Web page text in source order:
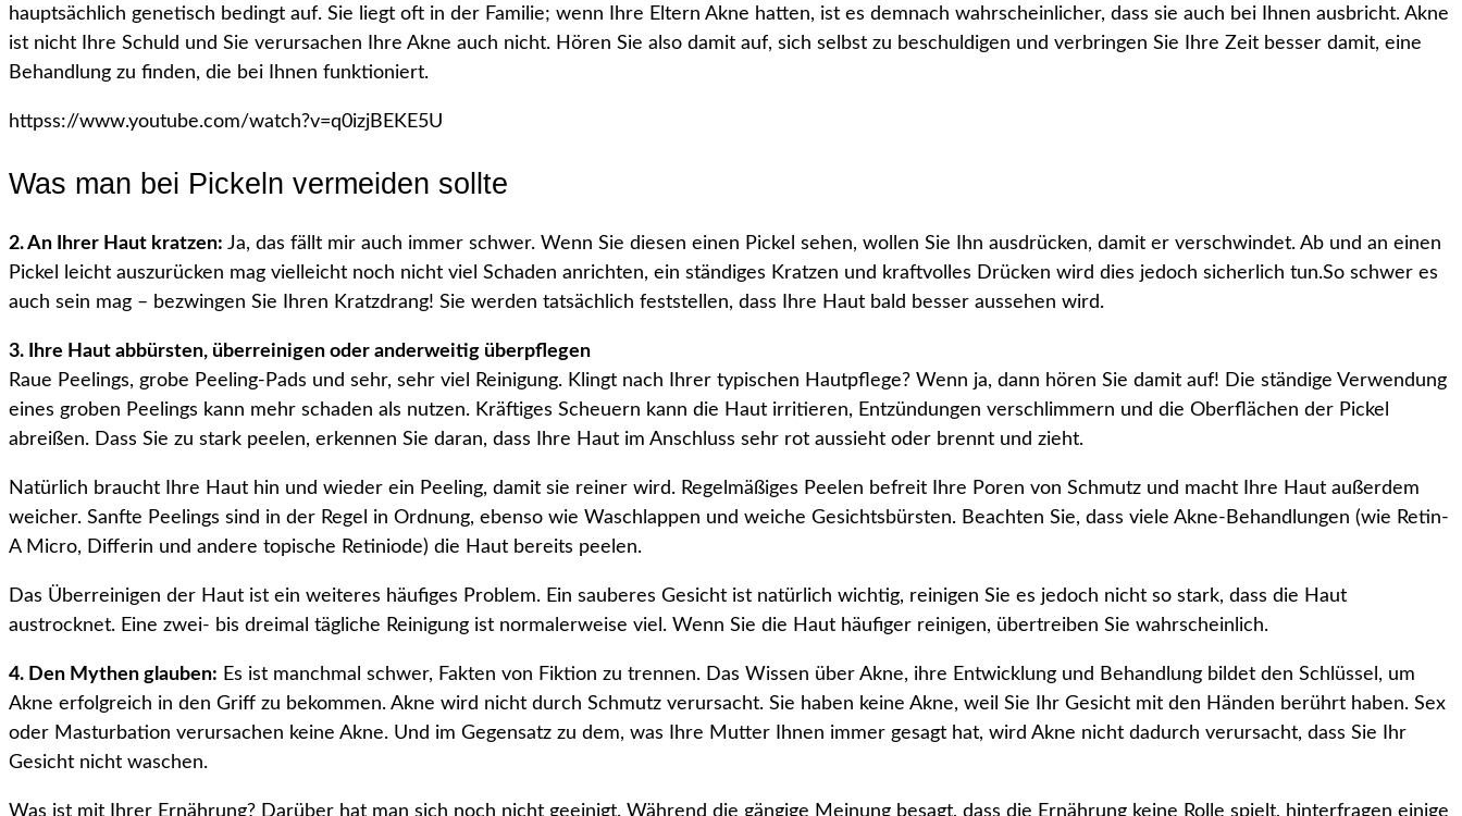
hauptsächlich genetisch bedingt auf. Sie liegt oft in der Familie; wenn Ihre Eltern Akne hatten, ist es demnach wahrscheinlicher, dass sie auch bei Ihnen ausbricht. Akne
ist nicht Ihre Schuld und Sie verursachen Ihre Akne auch nicht. Hören Sie also damit auf, sich selbst zu beschuldigen und verbringen Sie Ihre Zeit besser damit, eine
Behandlung zu finden, die bei Ihnen funktioniert.
httpss://www.youtube.com/watch?v=q0izjBEKE5U
Was man bei Pickeln vermeiden sollte
2. An Ihrer Haut kratzen: Ja, das fällt mir auch immer schwer. Wenn Sie diesen einen Pickel sehen, wollen Sie Ihn ausdrücken, damit er verschwindet. Ab und an einen
Pickel leicht auszurücken mag vielleicht noch nicht viel Schaden anrichten, ein ständiges Kratzen und kraftvolles Drücken wird dies jedoch sicherlich tun.So schwer es
auch sein mag – bezwingen Sie Ihren Kratzdrang! Sie werden tatsächlich feststellen, dass Ihre Haut bald besser aussehen wird.
3. Ihre Haut abbürsten, überreinigen oder anderweitig überpflegen
Raue Peelings, grobe Peeling-Pads und sehr, sehr viel Reinigung. Klingt nach Ihrer typischen Hautpflege? Wenn ja, dann hören Sie damit auf! Die ständige Verwendung
eines groben Peelings kann mehr schaden als nutzen. Kräftiges Scheuern kann die Haut irritieren, Entzündungen verschlimmern und die Oberflächen der Pickel
abreißen. Dass Sie zu stark peelen, erkennen Sie daran, dass Ihre Haut im Anschluss sehr rot aussieht oder brennt und zieht.
Natürlich braucht Ihre Haut hin und wieder ein Peeling, damit sie reiner wird. Regelmäßiges Peelen befreit Ihre Poren von Schmutz und macht Ihre Haut außerdem
weicher. Sanfte Peelings sind in der Regel in Ordnung, ebenso wie Waschlappen und weiche Gesichtsbürsten. Beachten Sie, dass viele Akne-Behandlungen (wie Retin-
A Micro, Differin und andere topische Retiniode) die Haut bereits peelen.
Das Überreinigen der Haut ist ein weiteres häufiges Problem. Ein sauberes Gesicht ist natürlich wichtig, reinigen Sie es jedoch nicht so stark, dass die Haut
austrocknet. Eine zwei- bis dreimal tägliche Reinigung ist normalerweise viel. Wenn Sie die Haut häufiger reinigen, übertreiben Sie wahrscheinlich.
4. Den Mythen glauben: Es ist manchmal schwer, Fakten von Fiktion zu trennen. Das Wissen über Akne, ihre Entwicklung und Behandlung bildet den Schlüssel, um
Akne erfolgreich in den Griff zu bekommen. Akne wird nicht durch Schmutz verursacht. Sie haben keine Akne, weil Sie Ihr Gesicht mit den Händen berührt haben. Sex
oder Masturbation verursachen keine Akne. Und im Gegensatz zu dem, was Ihre Mutter Ihnen immer gesagt hat, wird Akne nicht dadurch verursacht, dass Sie Ihr
Gesicht nicht waschen.
Was ist mit Ihrer Ernährung? Darüber hat man sich noch nicht geeinigt. Während die gängige Meinung besagt, dass die Ernährung keine Rolle spielt, hinterfragen einige